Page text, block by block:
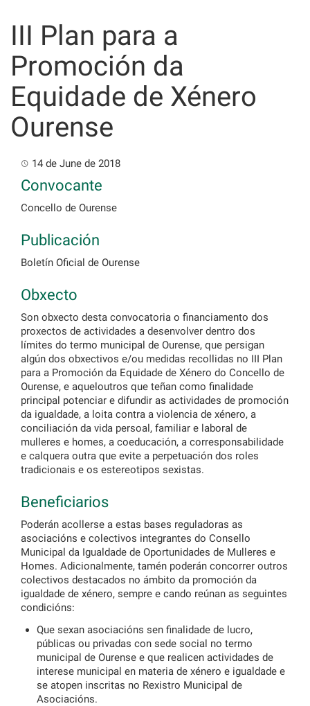
III Plan para a
Promoción da
Equidade de Xénero
Ourense
14 de June de 2018
Convocante
Concello de Ourense
Publicación
Boletín Oficial de Ourense
Obxecto
Son obxecto desta convocatoria o financiamento dos
proxectos de actividades a desenvolver dentro dos
límites do termo municipal de Ourense, que persigan
algún dos obxectivos e/ou medidas recollidas no III Plan
para a Promoción da Equidade de Xénero do Concello de
Ourense, e aqueloutros que teñan como finalidade
principal potenciar e difundir as actividades de promoción
da igualdade, a loita contra a violencia de xénero, a
conciliación da vida persoal, familiar e laboral de
mulleres e homes, a coeducación, a corresponsabilidade
e calquera outra que evite a perpetuación dos roles
tradicionais e os estereotipos sexistas.
Beneficiarios
Poderán acollerse a estas bases reguladoras as
asociacións e colectivos integrantes do Consello
Municipal da Igualdade de Oportunidades de Mulleres e
Homes. Adicionalmente, tamén poderán concorrer outros
colectivos destacados no ámbito da promoción da
igualdade de xénero, sempre e cando reúnan as seguintes
condicións:
Que sexan asociacións sen finalidade de lucro,
públicas ou privadas con sede social no termo
municipal de Ourense e que realicen actividades de
interese municipal en materia de xénero e igualdade e
se atopen inscritas no Rexistro Municipal de
Asociacións.